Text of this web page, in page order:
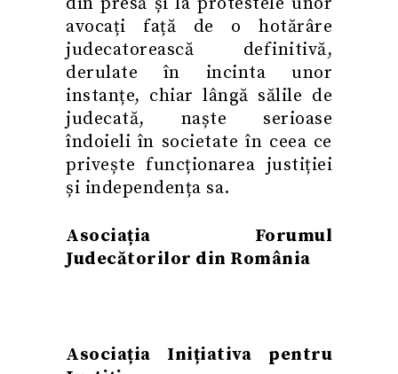
avocați față de o hotărâre
judecatorească definitivă,
derulate în incinta unor
instanțe, chiar lângă sălile de
judecată, naște serioase
îndoieli în societate în ceea ce
privește funcționarea justiției
și independența sa.
Asociația Forumul
Judecătorilor din România
Asociația Inițiativa pentru